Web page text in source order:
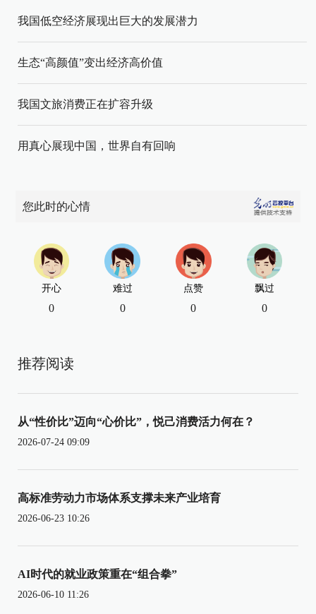
我国低空经济展现出巨大的发展潜力
生态“高颜值”变出经济高价值
我国文旅消费正在扩容升级
用真心展现中国，世界自有回响
您此时的心情
开心
0
难过
0
点赞
0
飘过
0
推荐阅读
从“性价比”迈向“心价比”，悦己消费活力何在？
2026-07-24 09:09
高标准劳动力市场体系支撑未来产业培育
2026-06-23 10:26
AI时代的就业政策重在“组合拳”
2026-06-10 11:26